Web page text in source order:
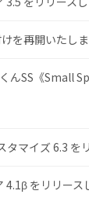
を再開いたし
んSS《Small
マイズ 6.3 を
をリリース